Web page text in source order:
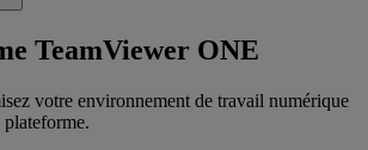
TeamViewer ONE
votre environnement de travail numérique
plateforme.